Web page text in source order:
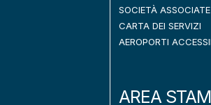
SOCIETÀ ASSOCIATE
CARTA DEI SERVIZI
AEROPORTI
AREA